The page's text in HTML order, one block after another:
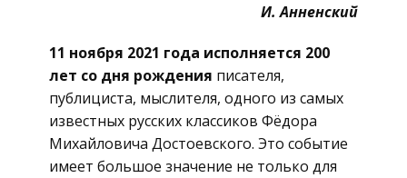
И. Анненский
11 ноября 2021 года исполняется 200
лет со дня рождения писателя,
публициста, мыслителя, одного из самых
известных русских классиков Фёдора
Михайловича Достоевского. Это событие
имеет большое значение не только для